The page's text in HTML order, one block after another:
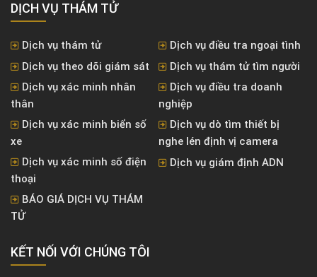
DỊCH VỤ THÁM TỬ
Dịch vụ thám tử
Dịch vụ điều tra ngoại tình
Dịch vụ theo dõi giám sát
Dịch vụ thám tử tìm người
Dịch vụ xác minh nhân
thân
Dịch vụ điều tra doanh
nghiệp
Dịch vụ xác minh biển số
xe
Dịch vụ dò tìm thiết bị
nghe lén định vị camera
Dịch vụ xác minh số điện
thoại
Dịch vụ giám định ADN
BÁO GIÁ DỊCH VỤ THÁM
TỬ
KẾT NỐI VỚI CHÚNG TÔI